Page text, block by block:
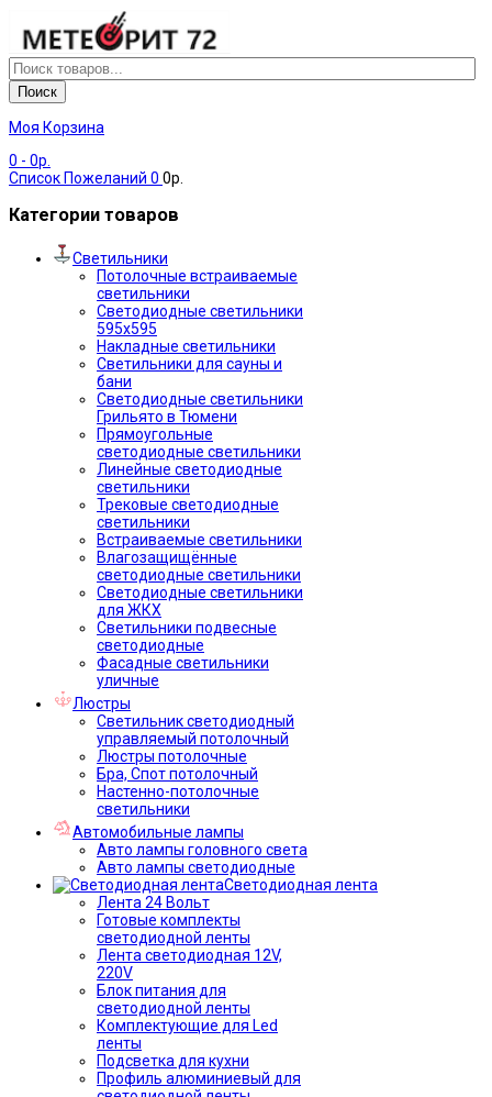
Поиск
Моя Корзина
0 - 0р.
Список Пожеланий 0 0р.
Категории товаров
Светильники
Потолочные встраиваемые
светильники
Светодиодные светильники
595х595
Накладные светильники
Светильники для сауны и
бани
Светодиодные светильники
Грильято в Тюмени
Прямоугольные
светодиодные светильники
Линейные светодиодные
светильники
Трековые светодиодные
светильники
Встраиваемые светильники
Влагозащищённые
светодиодные светильники
Светодиодные светильники
для ЖКХ
Светильники подвесные
светодиодные
Фасадные светильники
уличные
Люстры
Светильник светодиодный
управляемый потолочный
Люстры потолочные
Бра, Спот потолочный
Настенно-потолочные
светильники
Автомобильные лампы
Авто лампы головного света
Авто лампы светодиодные
Светодиодная лента
Лента 24 Вольт
Готовые комплекты
светодиодной ленты
Лента светодиодная 12V,
220V
Блок питания для
светодиодной ленты
Комплектующие для Led
ленты
Подсветка для кухни
Профиль алюминиевый для